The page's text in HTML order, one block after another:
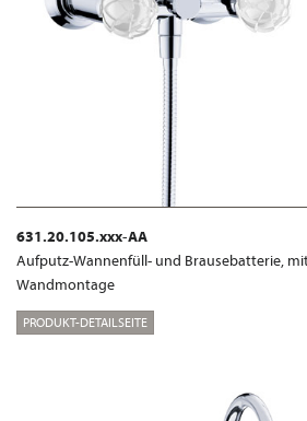
631.20.105.xxx-AA
Aufputz-Wannenfüll- und Brausebatterie,
Wandmontage
PRODUKT-DETAILSEITE